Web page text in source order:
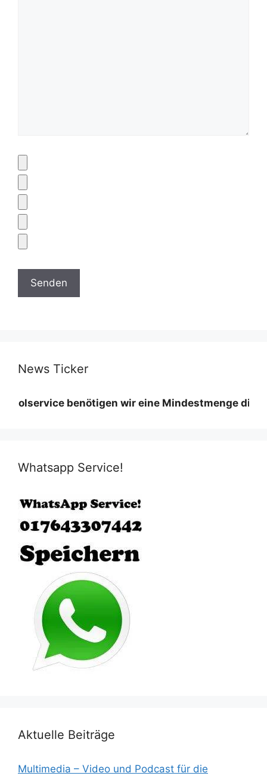
News Ticker
benötigen wir eine Mindestmenge diese
Whatsapp Service!
Aktuelle Beiträge
Multimedia – Video und Podcast für die